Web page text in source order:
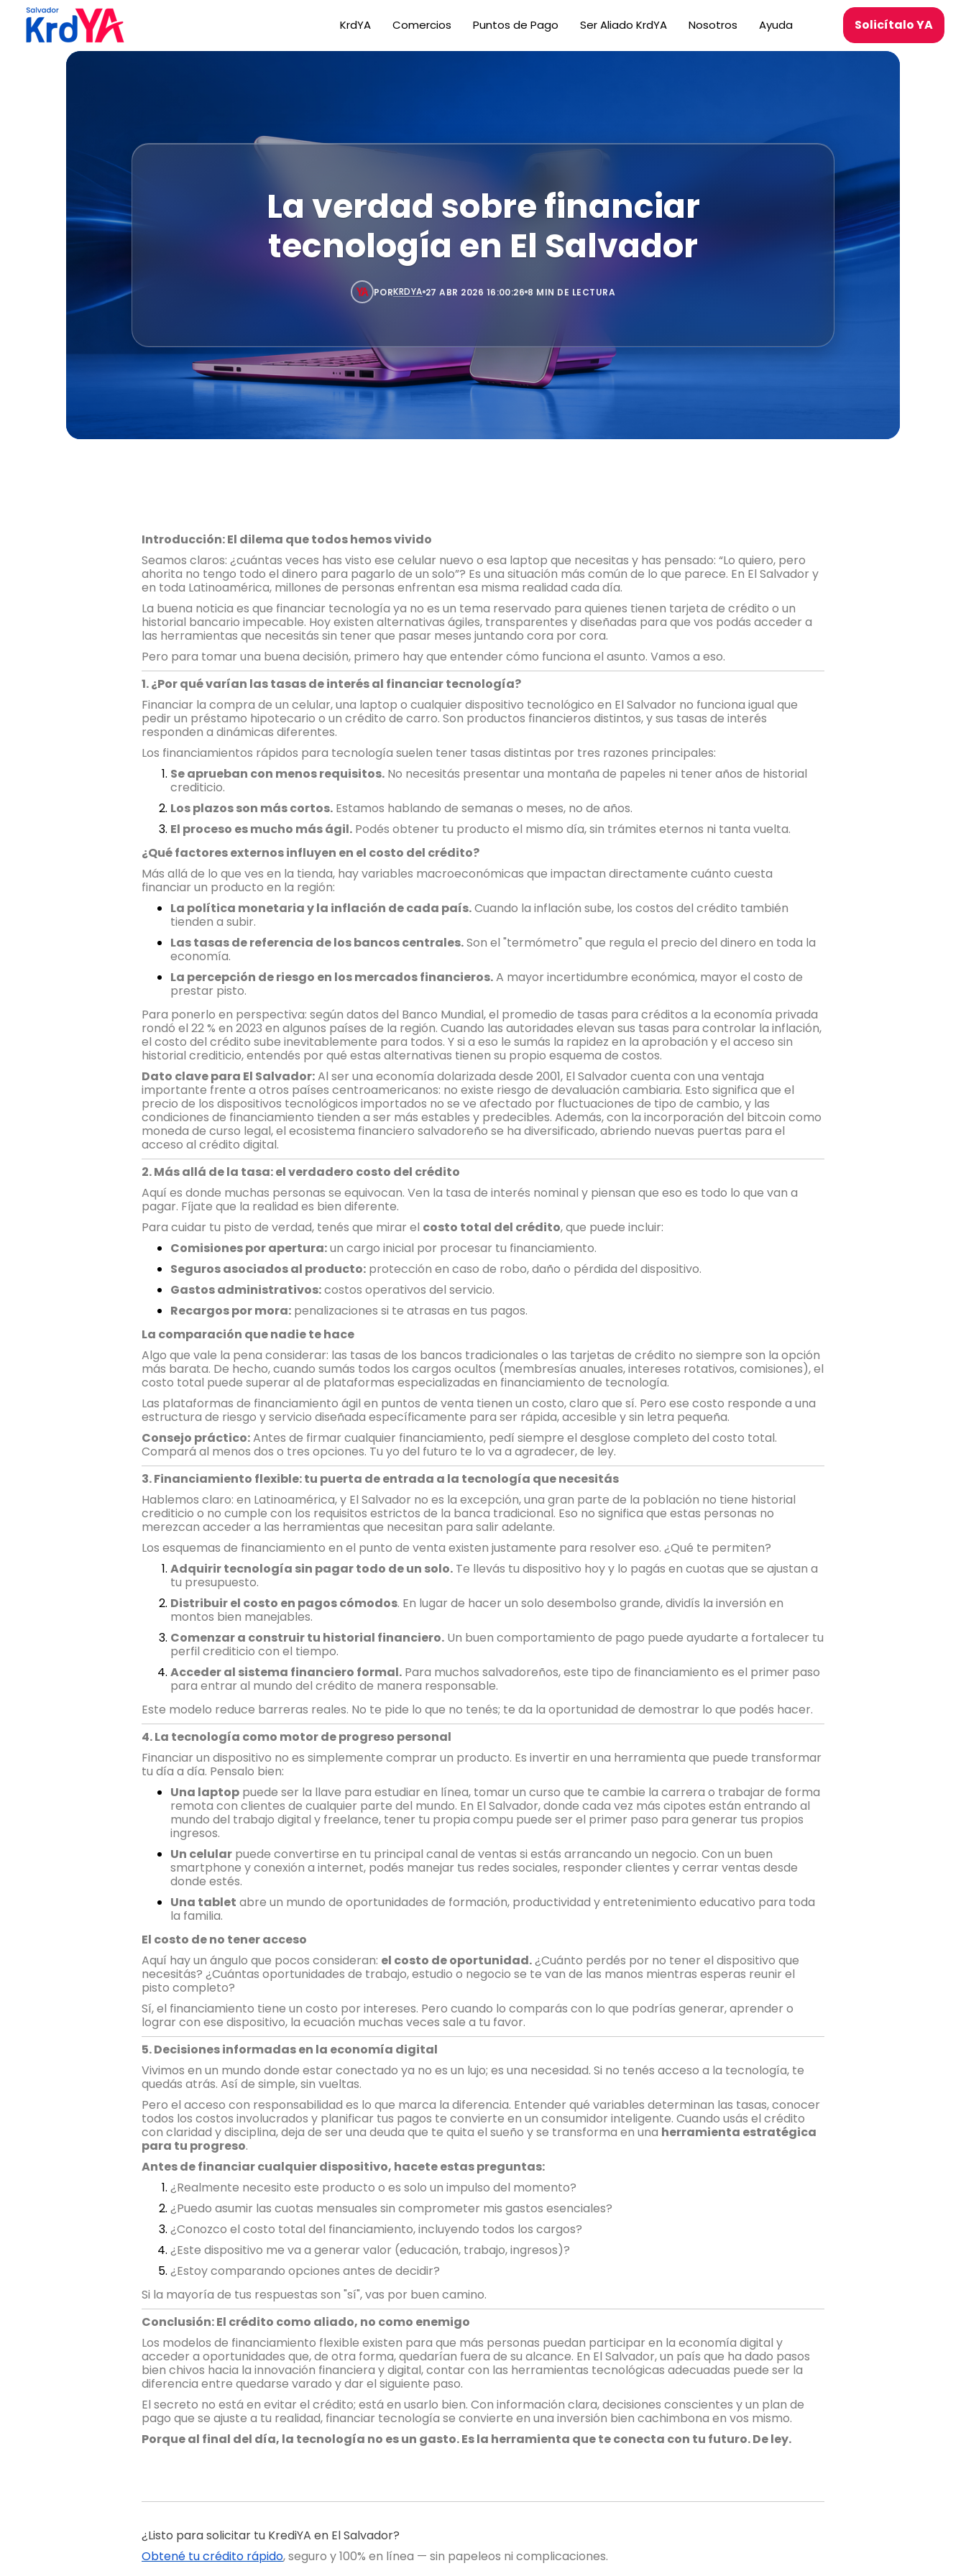
KrdYA Comercios Puntos de Pago Ser Aliado KrdYA Nosotros Ayuda Solicítalo YA
La verdad sobre financiar
tecnología en El Salvador
PORKRDYA 27 ABR 2026 16:00:26 8 MIN DE LECTURA
Introducción: El dilema que todos hemos vivido
Seamos claros: ¿cuántas veces has visto ese celular nuevo o esa laptop que necesitas y has pensado: “Lo quiero, pero
ahorita no tengo todo el dinero para pagarlo de un solo”? Es una situación más común de lo que parece. En El Salvador y
en toda Latinoamérica, millones de personas enfrentan esa misma realidad cada día.
La buena noticia es que financiar tecnología ya no es un tema reservado para quienes tienen tarjeta de crédito o un
historial bancario impecable. Hoy existen alternativas ágiles, transparentes y diseñadas para que vos podás acceder a
las herramientas que necesitás sin tener que pasar meses juntando cora por cora.
Pero para tomar una buena decisión, primero hay que entender cómo funciona el asunto. Vamos a eso.
1. ¿Por qué varían las tasas de interés al financiar tecnología?
Financiar la compra de un celular, una laptop o cualquier dispositivo tecnológico en El Salvador no funciona igual que
pedir un préstamo hipotecario o un crédito de carro. Son productos financieros distintos, y sus tasas de interés
responden a dinámicas diferentes.
Los financiamientos rápidos para tecnología suelen tener tasas distintas por tres razones principales:
Se aprueban con menos requisitos. No necesitás presentar una montaña de papeles ni tener años de historial
crediticio.
Los plazos son más cortos. Estamos hablando de semanas o meses, no de años.
El proceso es mucho más ágil. Podés obtener tu producto el mismo día, sin trámites eternos ni tanta vuelta.
¿Qué factores externos influyen en el costo del crédito?
Más allá de lo que ves en la tienda, hay variables macroeconómicas que impactan directamente cuánto cuesta
financiar un producto en la región:
La política monetaria y la inflación de cada país.Cuando la inflación sube, los costos del crédito también
tienden a subir.
Las tasas de referencia de los bancos centrales.Son el "termómetro" que regula el precio del dinero en toda la
economía.
La percepción de riesgo en los mercados financieros.A mayor incertidumbre económica, mayor el costo de
prestar pisto.
Para ponerlo en perspectiva: según datos del Banco Mundial, el promedio de tasas para créditos a la economía privada
rondó el 22 % en 2023 en algunos países de la región. Cuando las autoridades elevan sus tasas para controlar la inflación,
el costo del crédito sube inevitablemente para todos. Y si a eso le sumás la rapidez en la aprobación y el acceso sin
historial crediticio, entendés por qué estas alternativas tienen su propio esquema de costos.
Dato clave para El Salvador:Al ser una economía dolarizada desde 2001, El Salvador cuenta con una ventaja
importante frente a otros países centroamericanos: no existe riesgo de devaluación cambiaria. Esto significa que el
precio de los dispositivos tecnológicos importados no se ve afectado por fluctuaciones de tipo de cambio, y las
condiciones de financiamiento tienden a ser más estables y predecibles. Además, con la incorporación del bitcoin como
moneda de curso legal, el ecosistema financiero salvadoreño se ha diversificado, abriendo nuevas puertas para el
acceso al crédito digital.
2. Más allá de la tasa: el verdadero costo del crédito
Aquí es donde muchas personas se equivocan. Ven la tasa de interés nominal y piensan que eso es todo lo que van a
pagar. Fíjate que la realidad es bien diferente.
Para cuidar tu pisto de verdad, tenés que mirar el costo total del crédito, que puede incluir:
Comisiones por apertura:un cargo inicial por procesar tu financiamiento.
Seguros asociados al producto: protección en caso de robo, daño o pérdida del dispositivo.
Gastos administrativos:costos operativos del servicio.
Recargos por mora: penalizaciones si te atrasas en tus pagos.
La comparación que nadie te hace
Algo que vale la pena considerar: las tasas de los bancos tradicionales o las tarjetas de crédito no siempre son la opción
más barata. De hecho, cuando sumás todos los cargos ocultos (membresías anuales, intereses rotativos, comisiones), el
costo total puede superar al de plataformas especializadas en financiamiento de tecnología.
Las plataformas de financiamiento ágil en puntos de venta tienen un costo, claro que sí. Pero ese costo responde a una
estructura de riesgo y servicio diseñada específicamente para ser rápida, accesible y sin letra pequeña.
Consejo práctico:Antes de firmar cualquier financiamiento, pedí siempre el desglose completo del costo total.
Compará al menos dos o tres opciones. Tu yo del futuro te lo va a agradecer, de ley.
3. Financiamiento flexible: tu puerta de entrada a la tecnología que necesitás
Hablemos claro: en Latinoamérica, y El Salvador no es la excepción, una gran parte de la población no tiene historial
crediticio o no cumple con los requisitos estrictos de la banca tradicional. Eso no significa que estas personas no
merezcan acceder a las herramientas que necesitan para salir adelante.
Los esquemas de financiamiento en el punto de venta existen justamente para resolver eso. ¿Qué te permiten?
Adquirir tecnología sin pagar todo de un solo. Te llevás tu dispositivo hoy y lo pagás en cuotas que se ajustan a
tu presupuesto.
Distribuir el costo en pagos cómodos. En lugar de hacer un solo desembolso grande, dividís la inversión en
montos bien manejables.
Comenzar a construir tu historial financiero. Un buen comportamiento de pago puede ayudarte a fortalecer tu
perfil crediticio con el tiempo.
Acceder al sistema financiero formal. Para muchos salvadoreños, este tipo de financiamiento es el primer paso
para entrar al mundo del crédito de manera responsable.
Este modelo reduce barreras reales. No te pide lo que no tenés; te da la oportunidad de demostrar lo que podés hacer.
4. La tecnología como motor de progreso personal
Financiar un dispositivo no es simplemente comprar un producto. Es invertir en una herramienta que puede transformar
tu día a día. Pensalo bien:
Una laptop puede ser la llave para estudiar en línea, tomar un curso que te cambie la carrera o trabajar de forma
remota con clientes de cualquier parte del mundo. En El Salvador, donde cada vez más cipotes están entrando al
mundo del trabajo digital y freelance, tener tu propia compu puede ser el primer paso para generar tus propios
ingresos.
Un celular puede convertirse en tu principal canal de ventas si estás arrancando un negocio. Con un buen
smartphone y conexión a internet, podés manejar tus redes sociales, responder clientes y cerrar ventas desde
donde estés.
Una tablet abre un mundo de oportunidades de formación, productividad y entretenimiento educativo para toda
la familia.
El costo de no tener acceso
Aquí hay un ángulo que pocos consideran: el costo de oportunidad.¿Cuánto perdés por no tener el dispositivo que
necesitás? ¿Cuántas oportunidades de trabajo, estudio o negocio se te van de las manos mientras esperas reunir el
pisto completo?
Sí, el financiamiento tiene un costo por intereses. Pero cuando lo comparás con lo que podrías generar, aprender o
lograr con ese dispositivo, la ecuación muchas veces sale a tu favor.
5. Decisiones informadas en la economía digital
Vivimos en un mundo donde estar conectado ya no es un lujo; es una necesidad. Si no tenés acceso a la tecnología, te
quedás atrás. Así de simple, sin vueltas.
Pero el acceso con responsabilidad es lo que marca la diferencia. Entender qué variables determinan las tasas, conocer
todos los costos involucrados y planificar tus pagos te convierte en un consumidor inteligente. Cuando usás el crédito
con claridad y disciplina, deja de ser una deuda que te quita el sueño y se transforma en una herramienta estratégica
para tu progreso.
Antes de financiar cualquier dispositivo, hacete estas preguntas:
¿Realmente necesito este producto o es solo un impulso del momento?
¿Puedo asumir las cuotas mensuales sin comprometer mis gastos esenciales?
¿Conozco el costo total del financiamiento, incluyendo todos los cargos?
¿Este dispositivo me va a generar valor (educación, trabajo, ingresos)?
¿Estoy comparando opciones antes de decidir?
Si la mayoría de tus respuestas son "sí", vas por buen camino.
Conclusión: El crédito como aliado, no como enemigo
Los modelos de financiamiento flexible existen para que más personas puedan participar en la economía digital y
acceder a oportunidades que, de otra forma, quedarían fuera de su alcance. En El Salvador, un país que ha dado pasos
bien chivos hacia la innovación financiera y digital, contar con las herramientas tecnológicas adecuadas puede ser la
diferencia entre quedarse varado y dar el siguiente paso.
El secreto no está en evitar el crédito; está en usarlo bien. Con información clara, decisiones conscientes y un plan de
pago que se ajuste a tu realidad, financiar tecnología se convierte en una inversión bien cachimbona en vos mismo.
Porque al final del día, la tecnología no es un gasto. Es la herramienta que te conecta con tu futuro. De ley.
¿Listo para solicitar tu KrediYA en El Salvador?
Obtené tu crédito rápido, seguro y 100% en línea — sin papeleos ni complicaciones.